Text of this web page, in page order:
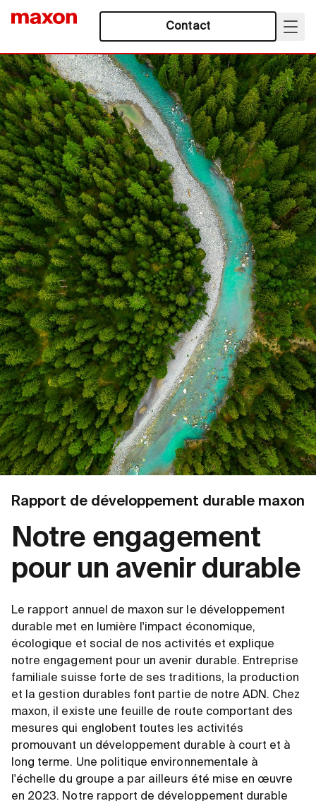
Contact
Rapport de développement durable maxon
Notre engagement
pour un avenir durable
Le rapport annuel de maxon sur le développement
durable met en lumière l'impact économique,
écologique et social de nos activités et explique
notre engagement pour un avenir durable. Entreprise
familiale suisse forte de ses traditions, la production
et la gestion durables font partie de notre ADN. Chez
maxon, il existe une feuille de route comportant des
mesures qui englobent toutes les activités
promouvant un développement durable à court et à
long terme. Une politique environnementale à
l'échelle du groupe a par ailleurs été mise en œuvre
en 2023. Notre rapport de développement durable